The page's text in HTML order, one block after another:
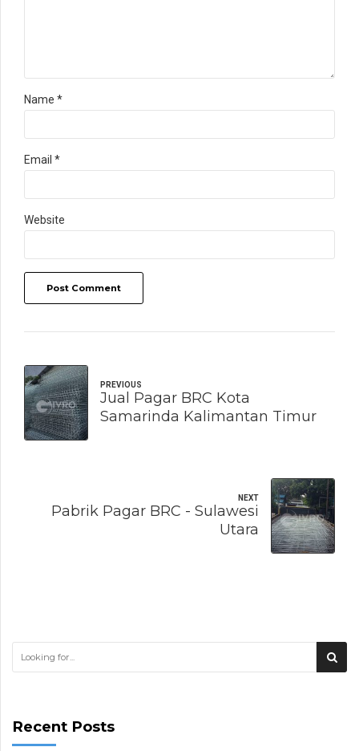
Name *
Email *
Website
Post Comment
PREVIOUS
Jual Pagar BRC Kota
Samarinda Kalimantan Timur
NEXT
Pabrik Pagar BRC - Sulawesi
Utara
Recent Posts